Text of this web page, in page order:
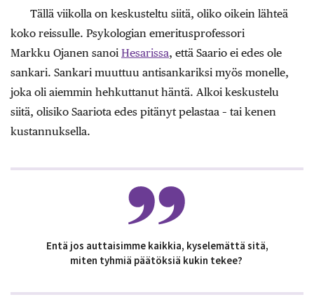
Tällä viikolla on keskusteltu siitä, oliko oikein lähteä
koko reissulle. Psykologian emeritusprofessori
Markku Ojanen sanoi Hesarissa, että Saario ei edes ole
sankari. Sankari muuttuu antisankariksi myös monelle,
joka oli aiemmin hehkuttanut häntä. Alkoi keskustelu
siitä, olisiko Saariota edes pitänyt pelastaa – tai kenen
kustannuksella.
Entä jos auttaisimme kaikkia, kyselemättä sitä,
miten tyhmiä päätöksiä kukin tekee?